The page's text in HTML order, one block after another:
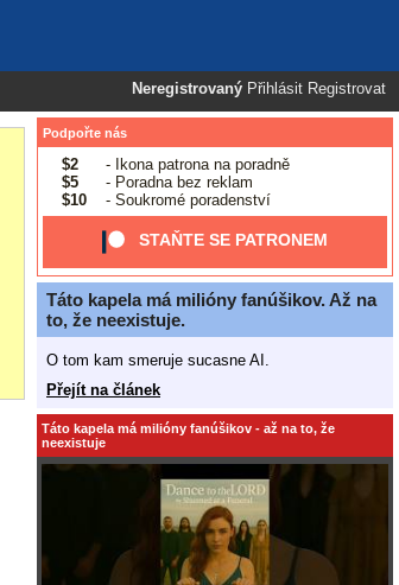
Neregistrovaný Přihlásit Registrovat
Podpořte nás
$2
- Ikona patrona na poradně
$5
- Poradna bez reklam
$10
- Soukromé poradenství
STAŇTE SE PATRONEM
Táto kapela má milióny fanúšikov. Až na
to, že neexistuje.
O tom kam smeruje sucasne AI.
Přejít na článek
Táto kapela má milióny fanúšikov - až na to, že
neexistuje